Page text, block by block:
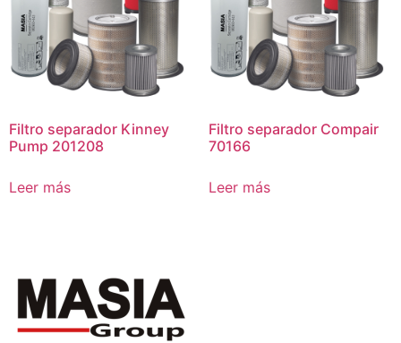
Filtro separador Kinney
Pump 201208
Leer más
Filtro separador Compair
70166
Leer más